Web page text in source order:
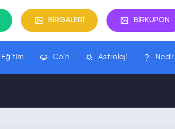
BİRGALERİ BİRKUPON
Eğitim Coin Astroloji Nedir